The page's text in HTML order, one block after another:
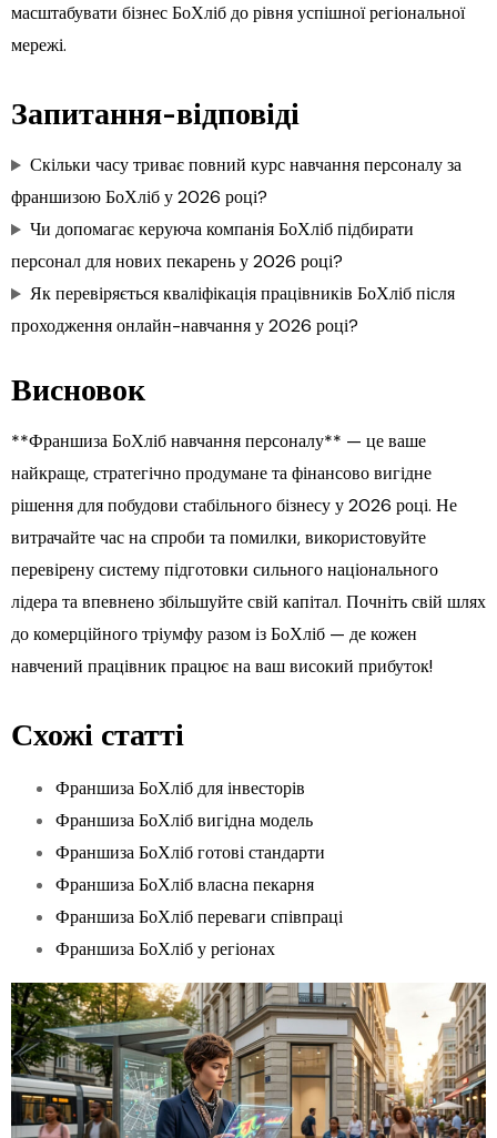
масштабувати бізнес БоХліб до рівня успішної регіональної
мережі.
Запитання-відповіді
Скільки часу триває повний курс навчання персоналу за
франшизою БоХліб у 2026 році?
Чи допомагає керуюча компанія БоХліб підбирати
персонал для нових пекарень у 2026 році?
Як перевіряється кваліфікація працівників БоХліб після
проходження онлайн-навчання у 2026 році?
Висновок
**Франшиза БоХліб навчання персоналу** — це ваше
найкраще, стратегічно продумане та фінансово вигідне
рішення для побудови стабільного бізнесу у 2026 році. Не
витрачайте час на спроби та помилки, використовуйте
перевірену систему підготовки сильного національного
лідера та впевнено збільшуйте свій капітал. Почніть свій шлях
до комерційного тріумфу разом із БоХліб — де кожен
навчений працівник працює на ваш високий прибуток!
Схожі статті
Франшиза БоХліб для інвесторів
Франшиза БоХліб вигідна модель
Франшиза БоХліб готові стандарти
Франшиза БоХліб власна пекарня
Франшиза БоХліб переваги співпраці
Франшиза БоХліб у регіонах